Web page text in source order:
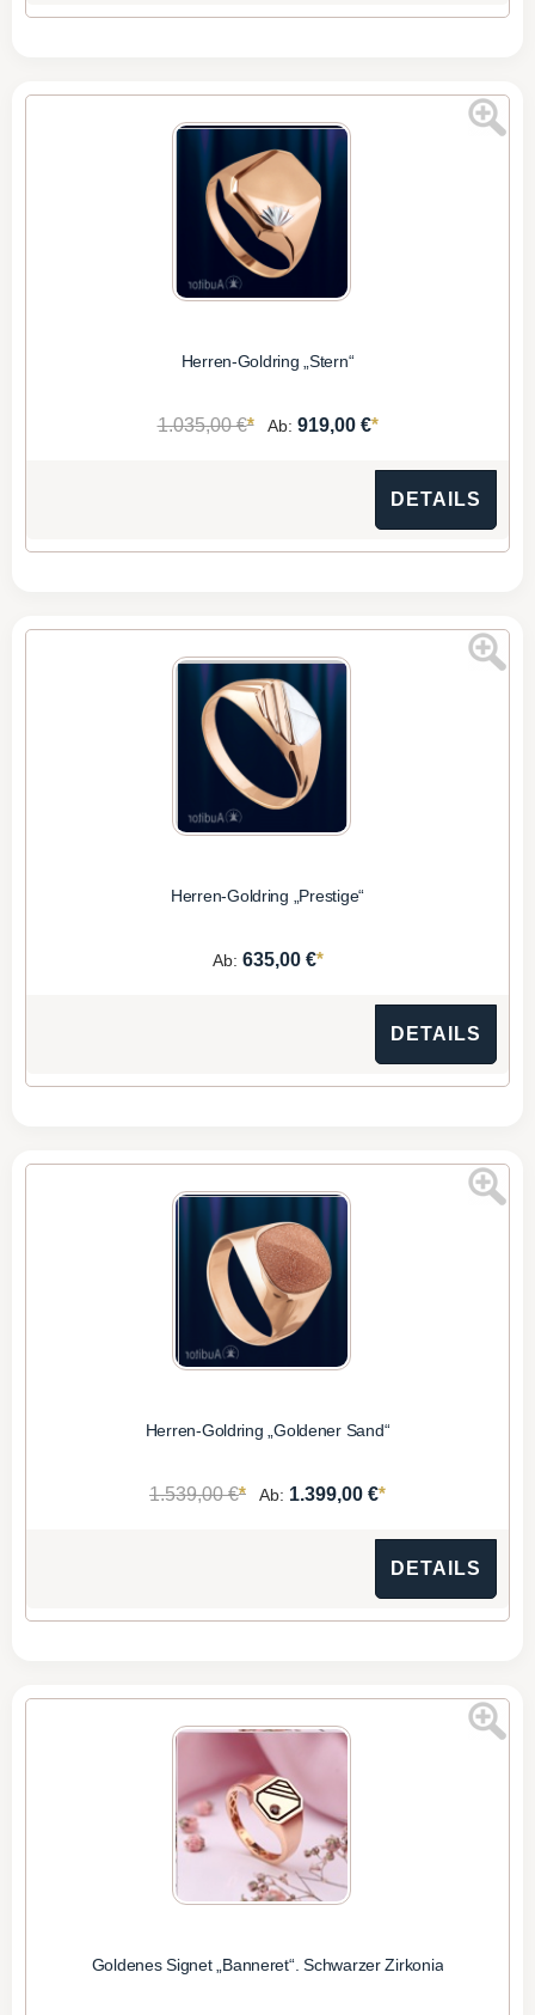
Herren-Goldring „Stern“
1.035,00 €* Ab: 919,00 €*
DETAILS
Herren-Goldring „Prestige“
Ab: 635,00 €*
DETAILS
Herren-Goldring „Goldener Sand“
1.539,00 €* Ab: 1.399,00 €*
DETAILS
Goldenes Signet „Banneret“. Schwarzer Zirkonia